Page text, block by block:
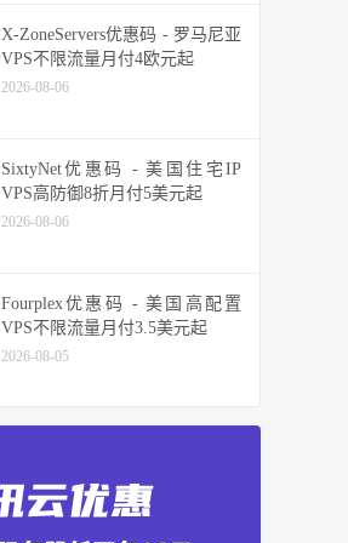
X-ZoneServers优惠码 - 罗马尼亚
VPS不限流量月付4欧元起
2026-08-06
SixtyNet优惠码 - 美国住宅IP
VPS高防御8折月付5美元起
2026-08-06
Fourplex优惠码 - 美国高配置
VPS不限流量月付3.5美元起
2026-08-05